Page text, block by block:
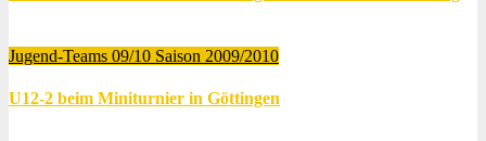
Jugend-Teams 09/10 Saison 2009/2010
U12-2 beim Miniturnier in Göttingen